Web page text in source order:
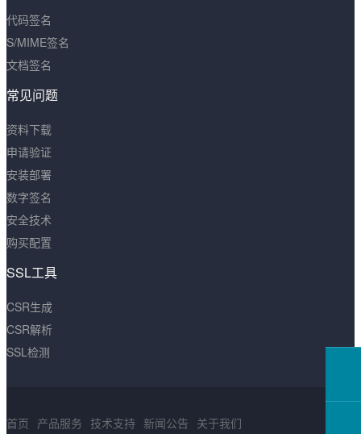
代码签名
S/MIME签名
文档签名
常见问题
资料下载
申请验证
安装部署
数字签名
安全技术
购买配置
SSL工具
CSR生成
CSR解析
SSL检测
首页 产品服务 技术支持 新闻公告 关于我们